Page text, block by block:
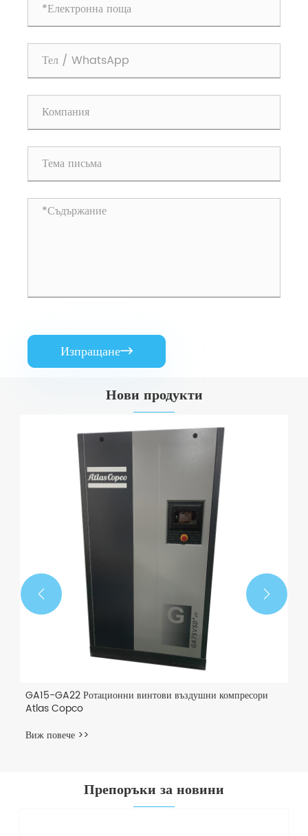
Изпращане
Нови продукти
GA15-GA22 Ротационни винтови въздушни компресори
Atlas Copco
Виж повече >>
 
Препоръки за новини